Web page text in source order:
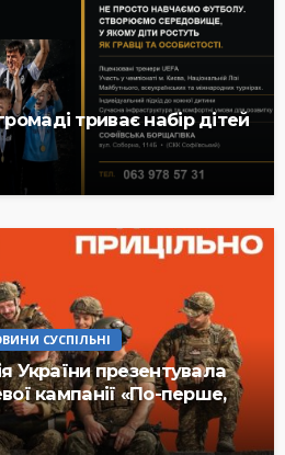
триває набір дітей
СУСПІЛЬНІ
України презентувала
кампанії «По-перше,